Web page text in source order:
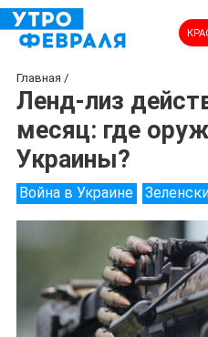
Главная /
Ленд-лиз
месяц: где
Украины?
Война в Украине